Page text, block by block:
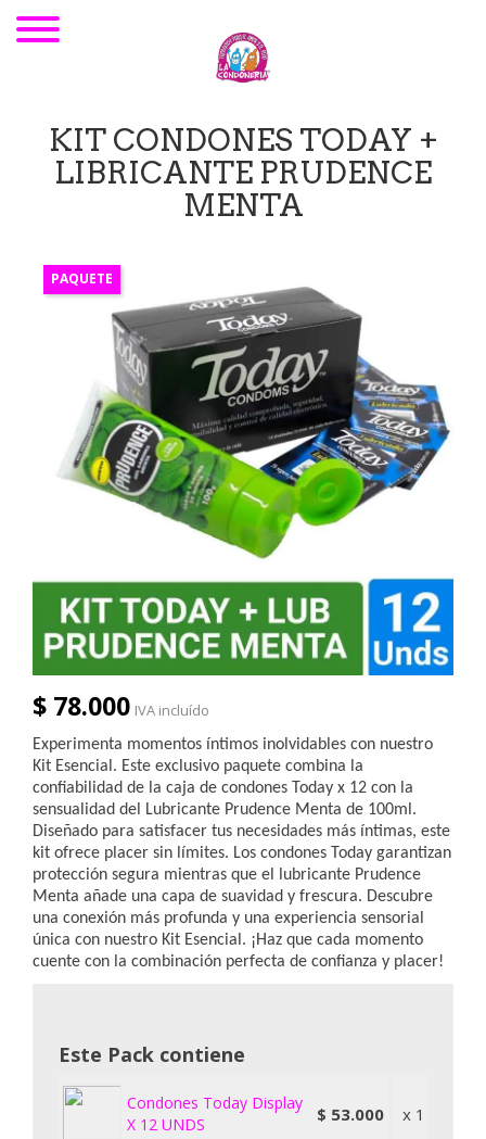
KIT CONDONES TODAY +
LIBRICANTE PRUDENCE
MENTA
PAQUETE
$ 78.000 IVA incluído
Experimenta momentos íntimos inolvidables con nuestro
Kit Esencial. Este exclusivo paquete combina la
confiabilidad de la caja de condones Today x 12 con la
sensualidad del Lubricante Prudence Menta de 100ml.
Diseñado para satisfacer tus necesidades más íntimas, este
kit ofrece placer sin límites. Los condones Today garantizan
protección segura mientras que el lubricante Prudence
Menta añade una capa de suavidad y frescura. Descubre
una conexión más profunda y una experiencia sensorial
única con nuestro Kit Esencial. ¡Haz que cada momento
cuente con la combinación perfecta de confianza y placer!
Este Pack contiene
Condones Today Display
X 12 UNDS
$ 53.000 x 1